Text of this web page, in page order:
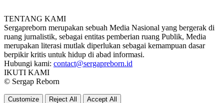
TENTANG KAMI
Sergapreborn merupakan sebuah Media Nasional yang bergerak di
ruang jurnalistik, sebagai entitas pemberian ruang Publik, Media
merupakan literasi mutlak diperlukan sebagai kemampuan dasar
berpikir kritis untuk hidup di abad informasi.
Hubungi kami: contact@sergapreborn.id
IKUTI KAMI
© Sergap Reborn
Customize Reject All Accept All